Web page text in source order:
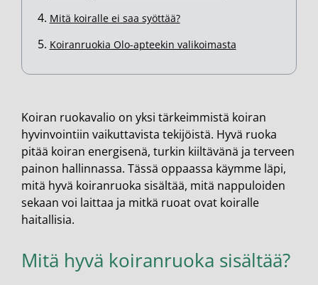
Mitä koiralle ei saa syöttää?
Koiranruokia Olo-apteekin valikoimasta
Koiran ruokavalio on yksi tärkeimmistä koiran
hyvinvointiin vaikuttavista tekijöistä. Hyvä ruoka
pitää koiran energisenä, turkin kiiltävänä ja terveen
painon hallinnassa. Tässä oppaassa käymme läpi,
mitä hyvä koiranruoka sisältää, mitä nappuloiden
sekaan voi laittaa ja mitkä ruoat ovat koiralle
haitallisia.
Mitä hyvä koiranruoka sisältää?